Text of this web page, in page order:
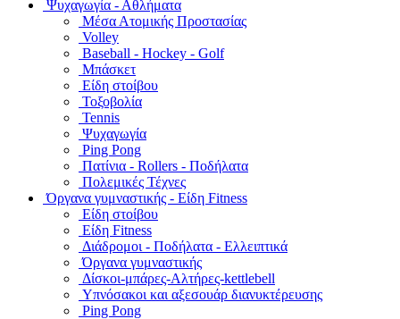
Ψυχαγωγία - Αθλήματα
Μέσα Ατομικής Προστασίας
Volley
Baseball - Hockey - Golf
Μπάσκετ
Είδη στοίβου
Τοξοβολία
Tennis
Ψυχαγωγία
Ping Pong
Πατίνια - Rollers - Ποδήλατα
Πολεμικές Τέχνες
Όργανα γυμναστικής - Είδη Fitness
Είδη στοίβου
Είδη Fitness
Διάδρομοι - Ποδήλατα - Ελλειπτικά
Όργανα γυμναστικής
Δίσκοι-μπάρες-Αλτήρες-kettlebell
Υπνόσακοι και αξεσουάρ διανυκτέρευσης
Ping Pong